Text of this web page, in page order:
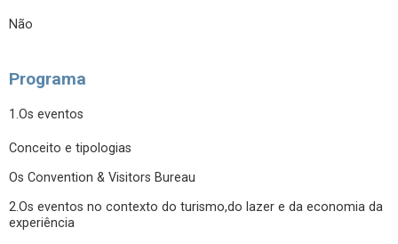
Não
Programa
1.Os eventos
Conceito e tipologias
Os Convention & Visitors Bureau
2.Os eventos no contexto do turismo,do lazer e da economia da
experiência